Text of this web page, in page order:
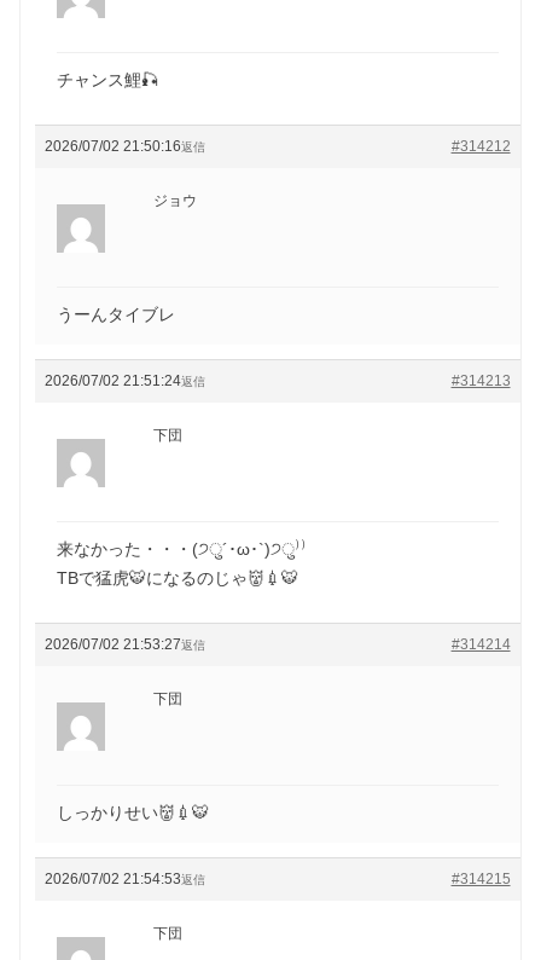
チャンス鯉🎣
2026/07/02 21:50:16 #314212
返信
ジョウ
うーんタイブレ
2026/07/02 21:51:24 #314213
返信
下団
来なかった・・・(੭ु´･ω･`)੭ु⁾⁾
TBで猛虎🐯になるのじゃ👹💉🐯
2026/07/02 21:53:27 #314214
返信
下団
しっかりせい👹💉🐯
2026/07/02 21:54:53 #314215
返信
下団